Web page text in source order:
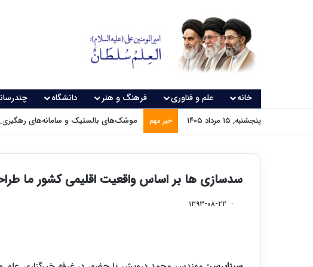
خانه علم و فناوری فرهنگ و هنر دانشگاه
پنجشنبه, ۱۵ مرداد ۱۴۰۵ خبر مهم موشک‌های بالستیک و سامانه‌های رهگیری
سدسازی ها بر اساس واقعیت اقلیمی کشور ما
۱۳۹۳-۰۸-۲۲